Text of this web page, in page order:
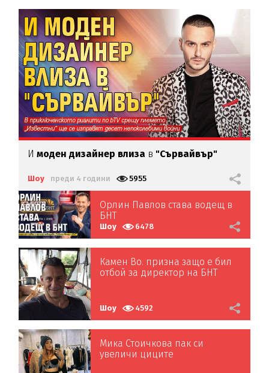
И моден дизайнер влиза в "Сървайвър"
Шоу преди 4 години 5955
Орлин Павлов става водещ в
БНТ
Шоу 6478
Камен Во. призна защо е бил
отбой за директор на БНТ
Шоу 4592
Мика Стоичкова пак си
увеличи циците